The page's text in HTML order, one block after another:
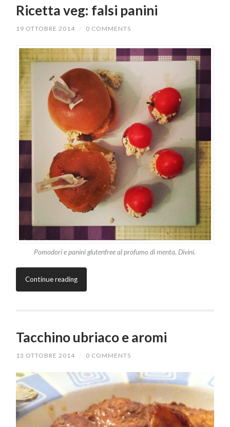
Ricetta veg: falsi panini
19 OTTOBRE 2014 / 0 COMMENTS
Pomodori e panini glutenfree al profumo di menta. Divini.
Continue reading
Tacchino ubriaco e aromi
13 OTTOBRE 2014 / 0 COMMENTS